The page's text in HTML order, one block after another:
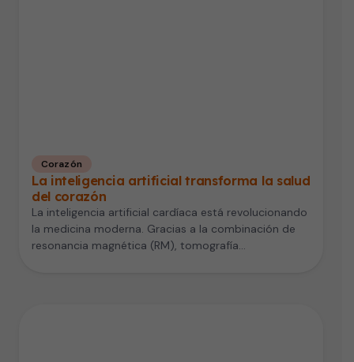
Corazón
La inteligencia artificial transforma la salud
del corazón
La inteligencia artificial cardíaca está revolucionando
la medicina moderna. Gracias a la combinación de
resonancia magnética (RM), tomografía